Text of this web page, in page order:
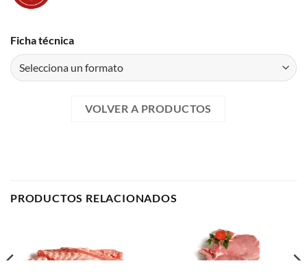
Ficha técnica
VOLVER A PRODUCTOS
PRODUCTOS RELACIONADOS